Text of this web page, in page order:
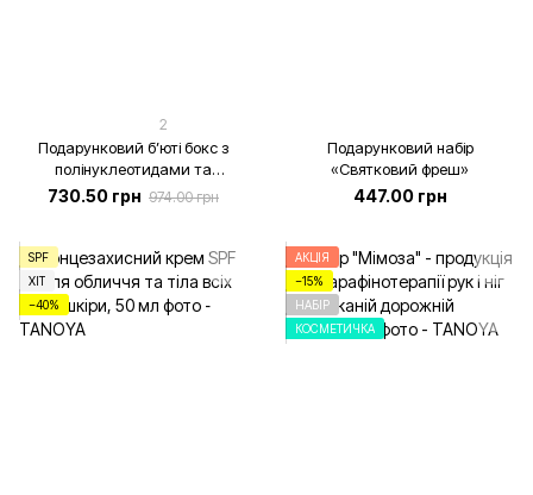
2
Подарунковий бʼюті бокс з
полінуклеотидами та
кашеміром, 3 продукти +
коробка
730.50 грн 974.00 грн
Подарунковий набір
«Святковий фреш»
447.00 грн
SPF
ХІТ
−40%
АКЦІЯ
−15%
НАБІР
КОСМЕТИЧКА